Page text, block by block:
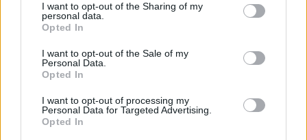
I want to opt-out of the Sharing of my
personal data.
Opted In
I want to opt-out of the Sale of my
Personal Data.
Opted In
I want to opt-out of processing my
Personal Data for Targeted Advertising.
Opted In
kedveli ezt.
feki13
kiszsuzsi írta:↑